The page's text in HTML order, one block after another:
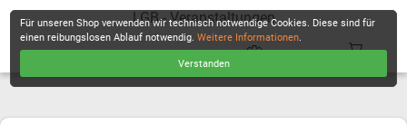
LGB - Veranstaltungen
Für unseren Shop verwenden wir technisch notwendige Cookies. Diese sind für
einen reibungslosen Ablauf notwendig.Weitere Informationen.
Verstanden